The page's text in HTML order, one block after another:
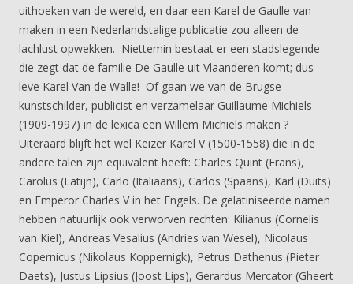
uithoeken van de wereld, en daar een Karel de Gaulle van
maken in een Nederlandstalige publicatie zou alleen de
lachlust opwekken. Niettemin bestaat er een stadslegende
die zegt dat de familie De Gaulle uit Vlaanderen komt; dus
leve Karel Van de Walle! Of gaan we van de Brugse
kunstschilder, publicist en verzamelaar Guillaume Michiels
(1909-1997) in de lexica een Willem Michiels maken ?
Uiteraard blijft het wel Keizer Karel V (1500-1558) die in de
andere talen zijn equivalent heeft: Charles Quint (Frans),
Carolus (Latijn), Carlo (Italiaans), Carlos (Spaans), Karl (Duits)
en Emperor Charles V in het Engels. De gelatiniseerde namen
hebben natuurlijk ook verworven rechten: Kilianus (Cornelis
van Kiel), Andreas Vesalius (Andries van Wesel), Nicolaus
Copernicus (Nikolaus Koppernigk), Petrus Dathenus (Pieter
Daets), Justus Lipsius (Joost Lips), Gerardus Mercator (Gheert